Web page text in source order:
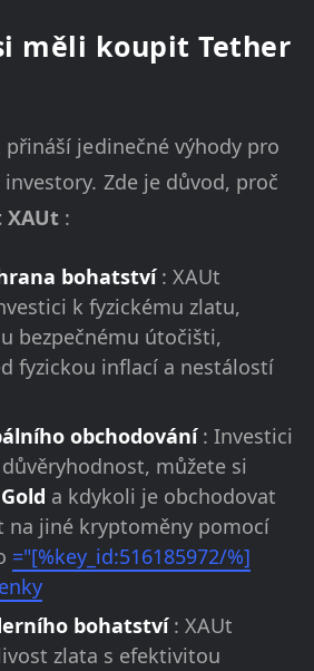
měli koupit Tether
jedinečné výhody pro
Zde je důvod, proč
XAUt :
bohatství : XAUt
k fyzickému zlatu,
bezpečnému útočišti,
fyzickou inflací a nestálostí
obchodování : Investici
můžete si
a kdykoli je obchodovat
na jiné kryptoměny pomocí
="[%key_id:516185972/%]
bohatství : XAUt
zlata s efektivitou